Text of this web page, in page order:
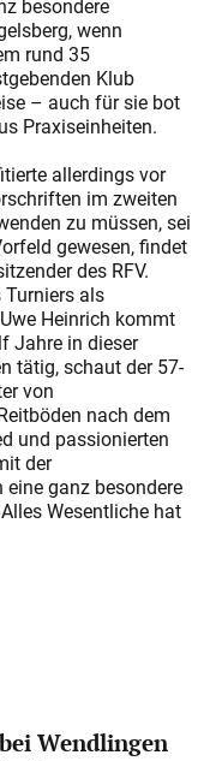
besondere
wenn
rund 35
Klub
– auch für sie bot
Praxiseinheiten.
allerdings vor
im zweiten
zu müssen, sei
gewesen, findet
nder des RFV.
als
Heinrich kommt
Jahre in dieser
tätig, schaut der 57-
von
nach dem
und passionierten
der
ganz besondere
Wesentliche hat
Wendlingen